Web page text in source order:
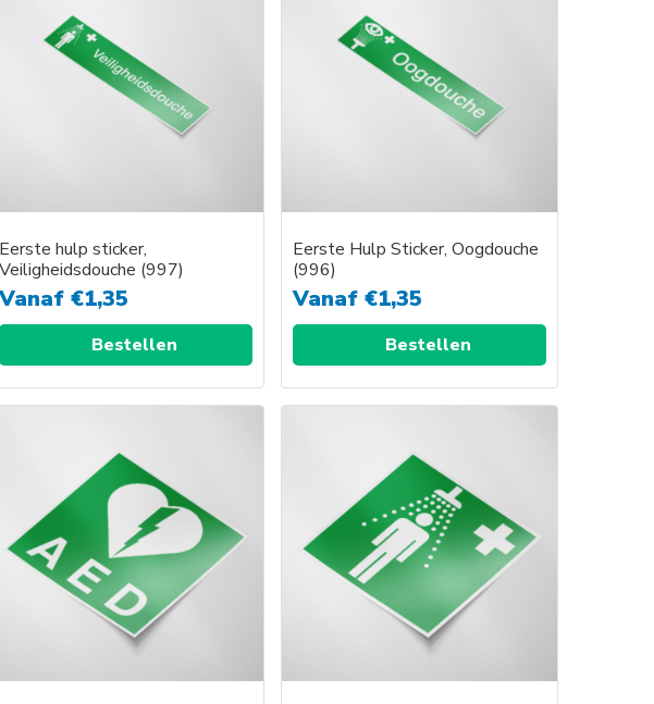
Deze
optie
productpagina
Eerste hulp sticker,
Veiligheidsdouche (997)
Vanaf€1,35
Bestellen
Eerste Hulp Sticker, Oogdouche
(996)
Vanaf€1,35
Bestellen
Dit
heeft
meerdere
variaties.
Deze
optie
gekozen
worden